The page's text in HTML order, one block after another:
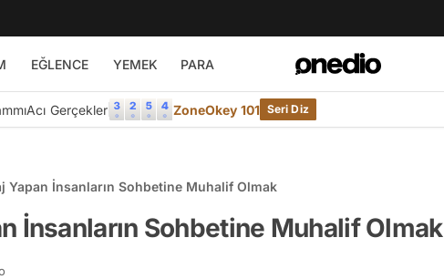
EĞLENCE YEMEK PARA
Acı Gerçekler ZoneOkey 101 Seri Diz
Yapan İnsanların Sohbetine Muhalif Olmak
İnsanların Sohbetine Muhalif Olmak